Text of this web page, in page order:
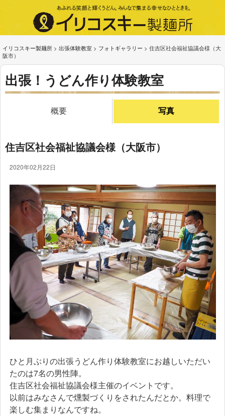
イリコスキー製麺所 > 出張体験教室 > フォトギャラリー > 住吉区社会福祉協議会様（大
阪市）
出張！うどん作り体験教室
概要 写真
住吉区社会福祉協議会様（大阪市）
2020年02月22日
ひと月ぶりの出張うどん作り体験教室にお越しいただい
たのは7名の男性陣。
住吉区社会福祉協議会様主催のイベントです。
以前はみなさんで燻製づくりをされたんだとか。料理で
楽しむ集まりなんですね。